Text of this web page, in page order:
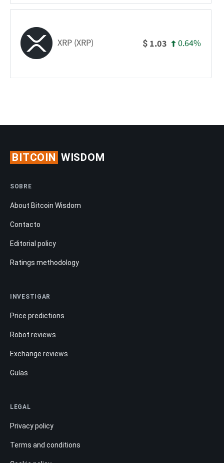
XRP (XRP) $ 1.03 0.64%
BITCOIN WISDOM
SOBRE
About Bitcoin Wisdom
Contacto
Editorial policy
Ratings methodology
INVESTIGAR
Price predictions
Robot reviews
Exchange reviews
Guías
LEGAL
Privacy policy
Terms and conditions